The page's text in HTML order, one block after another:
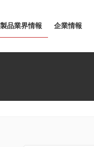
品業界情報 企業情報